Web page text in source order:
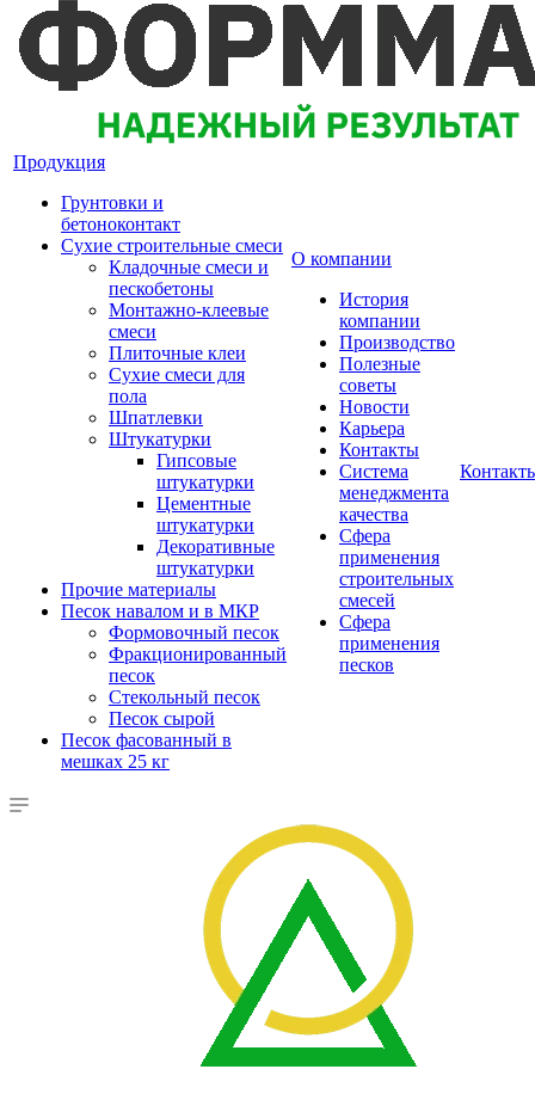
Продукция
Грунтовки и
бетоноконтакт
Сухие строительные смеси
Кладочные смеси и
пескобетоны
Монтажно-клеевые
смеси
Плиточные клеи
Сухие смеси для
пола
Шпатлевки
Штукатурки
Гипсовые
штукатурки
Цементные
штукатурки
Декоративные
штукатурки
Прочие материалы
Песок навалом и в МКР
Формовочный песок
Фракционированный
песок
Стекольный песок
Песок сырой
Песок фасованный в
мешках 25 кг
О компании
История
компании
Производство
Полезные
советы
Новости
Карьера
Контакты
Система
менеджмента
качества
Сфера
применения
строительных
смесей
Сфера
применения
песков